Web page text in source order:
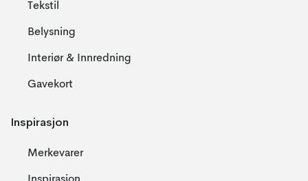
Tekstil
Belysning
Interiør & Innredning
Gavekort
Inspirasjon
Merkevarer